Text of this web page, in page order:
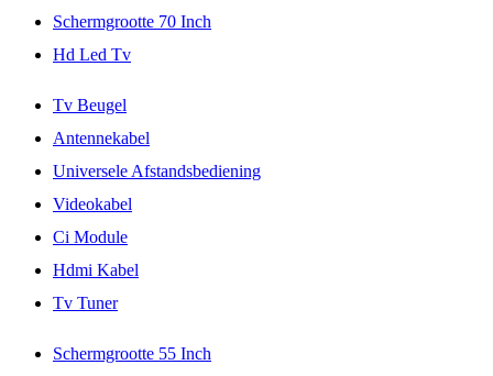
Schermgrootte 70 Inch
Hd Led Tv
Tv Beugel
Antennekabel
Universele Afstandsbediening
Videokabel
Ci Module
Hdmi Kabel
Tv Tuner
Schermgrootte 55 Inch